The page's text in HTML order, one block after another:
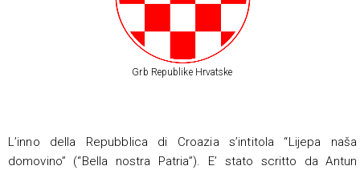
Grb Republike Hrvatske
L’inno della Repubblica di Croazia s’intitola “Lijepa naša
domovino” (“Bella nostra Patria”). E’ stato scritto da Antun